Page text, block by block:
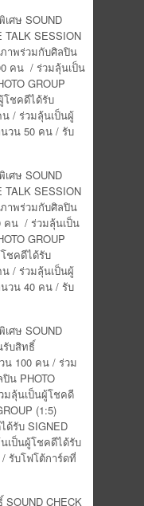
ศษ SOUND
TALK SESSION
าพร่วมกับศิลปิน
คน / ร่วมลุ้นเป็น
GROUP
โชคดีได้รับ
น / ร่วมลุ้นเป็นผู้
วน 50 คน / รับ
ศษ SOUND
TALK SESSION
าพร่วมกับศิลปิน
คน / ร่วมลุ้นเป็น
GROUP
ชคดีได้รับ
น / ร่วมลุ้นเป็นผู้
วน 40 คน / รับ
ศษ SOUND
รับสิทธิ์
น 100 คน / ร่วม
น PHOTO
มลุ้นเป็นผู้โชคดี
(1:5)
รับ SIGNED
เป็นผู้โชคดีได้รับ
รับโฟโต้การ์ดที่
CHECK